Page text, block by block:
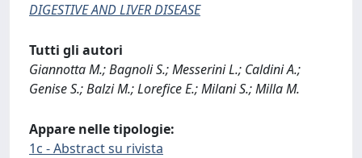
DIGESTIVE AND LIVER DISEASE
Tutti gli autori
Giannotta M.; Bagnoli S.; Messerini L.; Caldini A.;
Genise S.; Balzi M.; Lorefice E.; Milani S.; Milla M.
Appare nelle tipologie:
1c - Abstract su rivista